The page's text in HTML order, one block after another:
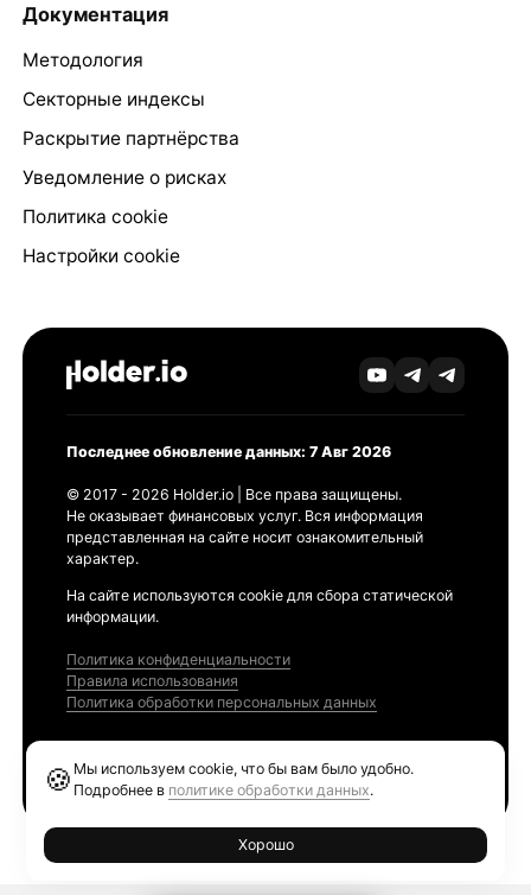
Документация
Методология
Секторные индексы
Раскрытие партнёрства
Уведомление о рисках
Политика cookie
Настройки cookie
Последнее обновление данных: 7 Авг 2026
© 2017 - 2026 Holder.io | Все права защищены.
Не оказывает финансовых услуг. Вся информация
представленная на сайте носит ознакомительный
характер.
На сайте используются cookie для сбора статической
информации.
Политика конфиденциальности
Правила использования
Политика обработки персональных данных
🍪 Мы используем cookie, что бы вам было удобно.
Подробнее в политике обработки данных.
Хорошо
Ethereum GAS Tracker